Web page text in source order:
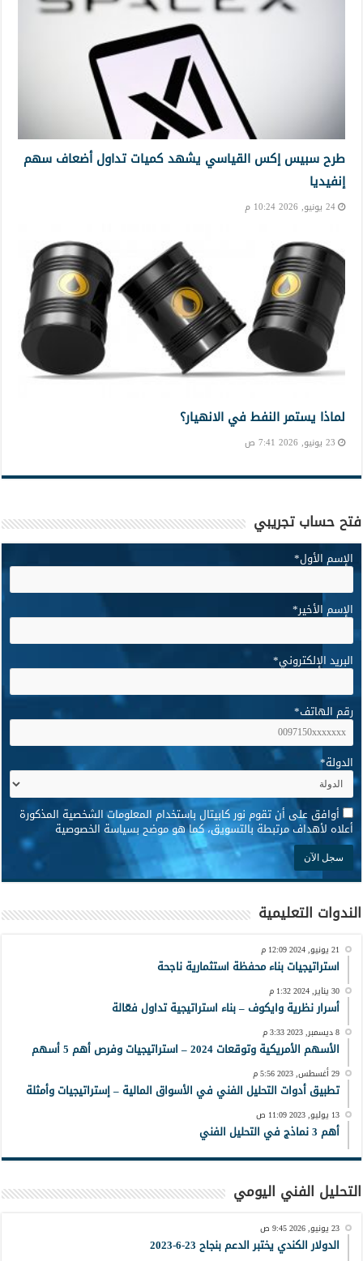
طرح سبيس إكس القياسي يشهد كميات تداول أضعاف سهم
إنفيديا
24 يونيو, 2026 10:24 م
لماذا يستمر النفط في الانهيار؟
23 يونيو, 2026 7:41 ص
فتح حساب تجريبي
الإسم الأول*
الإسم الأخير*
البريد الإلكتروني*
رقم الهاتف*
الدولة*
* أوافق على أن تقوم نور كابيتال باستخدام المعلومات الشخصية المذكورة
أعلاه لأهداف مرتبطة بالتسويق، كما هو موضح بسياسة الخصوصية
الندوات التعليمية
21 يونيو, 2024 12:09 م
استراتيجيات بناء محفظة استثمارية ناجحة
30 يناير, 2024 1:32 م
أسرار نظرية وايكوف – بناء استراتيجية تداول فعّالة
8 ديسمبر, 2023 3:33 م
الأسهم الأمريكية وتوقعات 2024 – استراتيجيات وفرص أهم 5 أسهم
29 أغسطس, 2023 5:56 م
تطبيق أدوات التحليل الفني في الأسواق المالية – إستراتيجيات وأمثلة
13 يوليو, 2023 11:09 ص
أهم 3 نماذج في التحليل الفني
التحليل الفني اليومي
23 يونيو, 2026 9:45 ص
الدولار الكندي يختبر الدعم بنجاح 23-6-2023